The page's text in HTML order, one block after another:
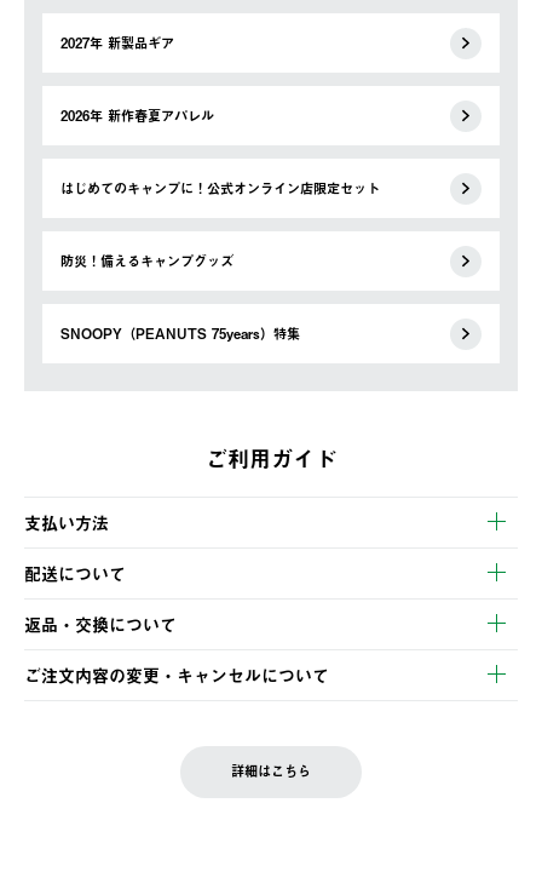
2027年 新製品ギア
2026年 新作春夏アパレル
はじめてのキャンプに！公式オンライン店限定セット
防災！備えるキャンプグッズ
SNOOPY（PEANUTS 75years）特集
ご利用ガイド
支払い方法
以下のいずれかの方法でお支払いいただけます。
・クレジットカード決済
・コンビニ決済
・Pay-easy決済
配送について
【発送スケジュール】
ご注文・ご入金完了より2営業日以内に商品を発送いたします。
土日祝の発送はございませんので、木曜日以降のご注文は週明け
の発送となる場合がございます。
返品・交換について
※お客様都合の場合
お客様都合の返品にかかる送料は、お客様ご負担とさせていただ
ご注文内容の変更・キャンセルについて
LOGOS FAMILY会員の方は、会員マイページ内 購入履歴画面に
詳細はこちら